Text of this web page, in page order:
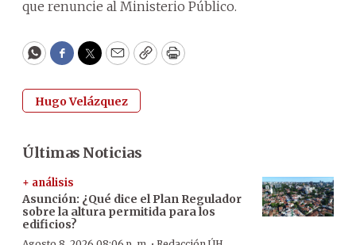
que renuncie al Ministerio Público.
WhatsApp
Facebook
Twitter
EmailCopyPrint
Hugo Velázquez
Últimas Noticias
+ análisis
Asunción: ¿Qué dice el Plan Regulador
sobre la altura permitida para los
edificios?